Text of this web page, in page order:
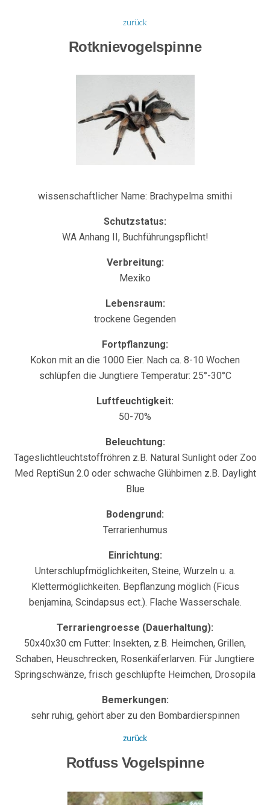
zurück
Rotknievogelspinne
wissenschaftlicher Name: Brachypelma smithi
Schutzstatus:
WA Anhang II, Buchführungspflicht!
Verbreitung:
Mexiko
Lebensraum:
trockene Gegenden
Fortpflanzung:
Kokon mit an die 1000 Eier. Nach ca. 8-10 Wochen
schlüpfen die Jungtiere Temperatur: 25°-30°C
Luftfeuchtigkeit:
50-70%
Beleuchtung:
Tageslichtleuchtstoffröhren z.B. Natural Sunlight oder Zoo
Med ReptiSun 2.0 oder schwache Glühbirnen z.B. Daylight
Blue
Bodengrund:
Terrarienhumus
Einrichtung:
Unterschlupfmöglichkeiten, Steine, Wurzeln u. a.
Klettermöglichkeiten. Bepflanzung möglich (Ficus
benjamina, Scindapsus ect.). Flache Wasserschale.
Terrariengroesse (Dauerhaltung):
50x40x30 cm Futter: Insekten, z.B. Heimchen, Grillen,
Schaben, Heuschrecken, Rosenkäferlarven. Für Jungtiere
Springschwänze, frisch geschlüpfte Heimchen, Drosopila
Bemerkungen:
sehr ruhig, gehört aber zu den Bombardierspinnen
zurück
Rotfuss Vogelspinne